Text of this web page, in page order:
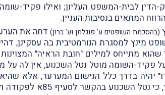
המתאים בנסיבות העניין.
(בהסכמת השופטים ע' פוגלמן וע' ברון) דחה את
לפקודה היא כי על פקיד-השומה מוטל נטל
יהיה בדרך כלל הנישום המערער, אלא
בין-לאומיים.